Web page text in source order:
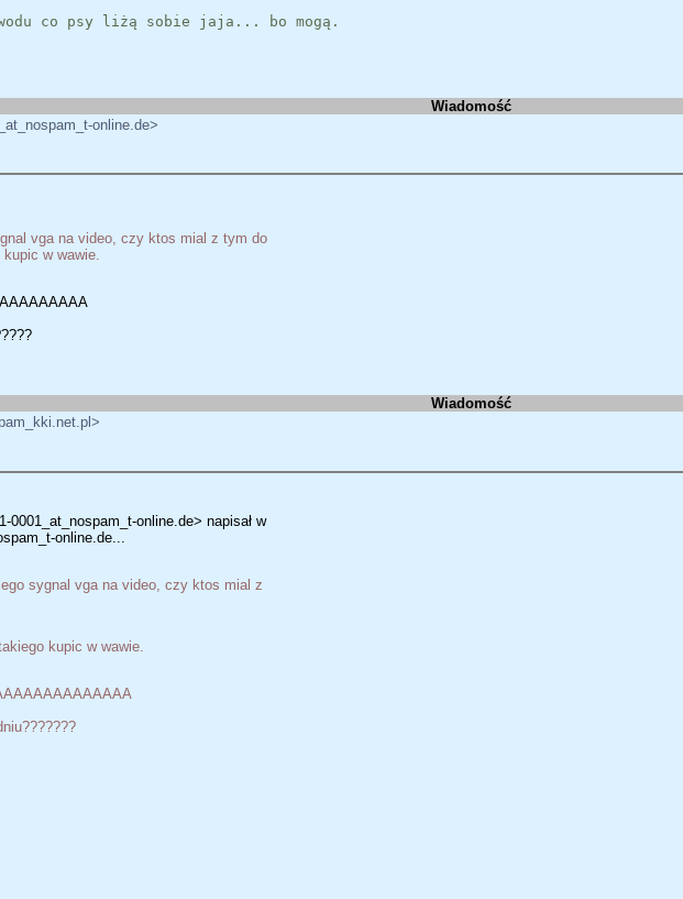
co psy liżą sobie jaja... bo mogą.
Wiadomość
online.de>
vga na video, czy ktos mial z tym do
w wawie.
Wiadomość
online.de> napisał w
online.de...
sygnal vga na video, czy ktos mial z
kupic w wawie.